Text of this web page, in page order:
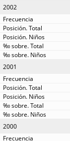
2002
2001
2000